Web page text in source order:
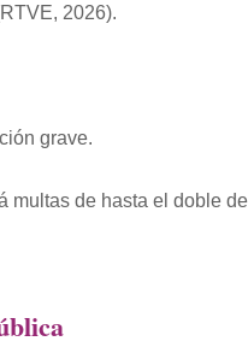
2026).
grave.
de hasta el doble